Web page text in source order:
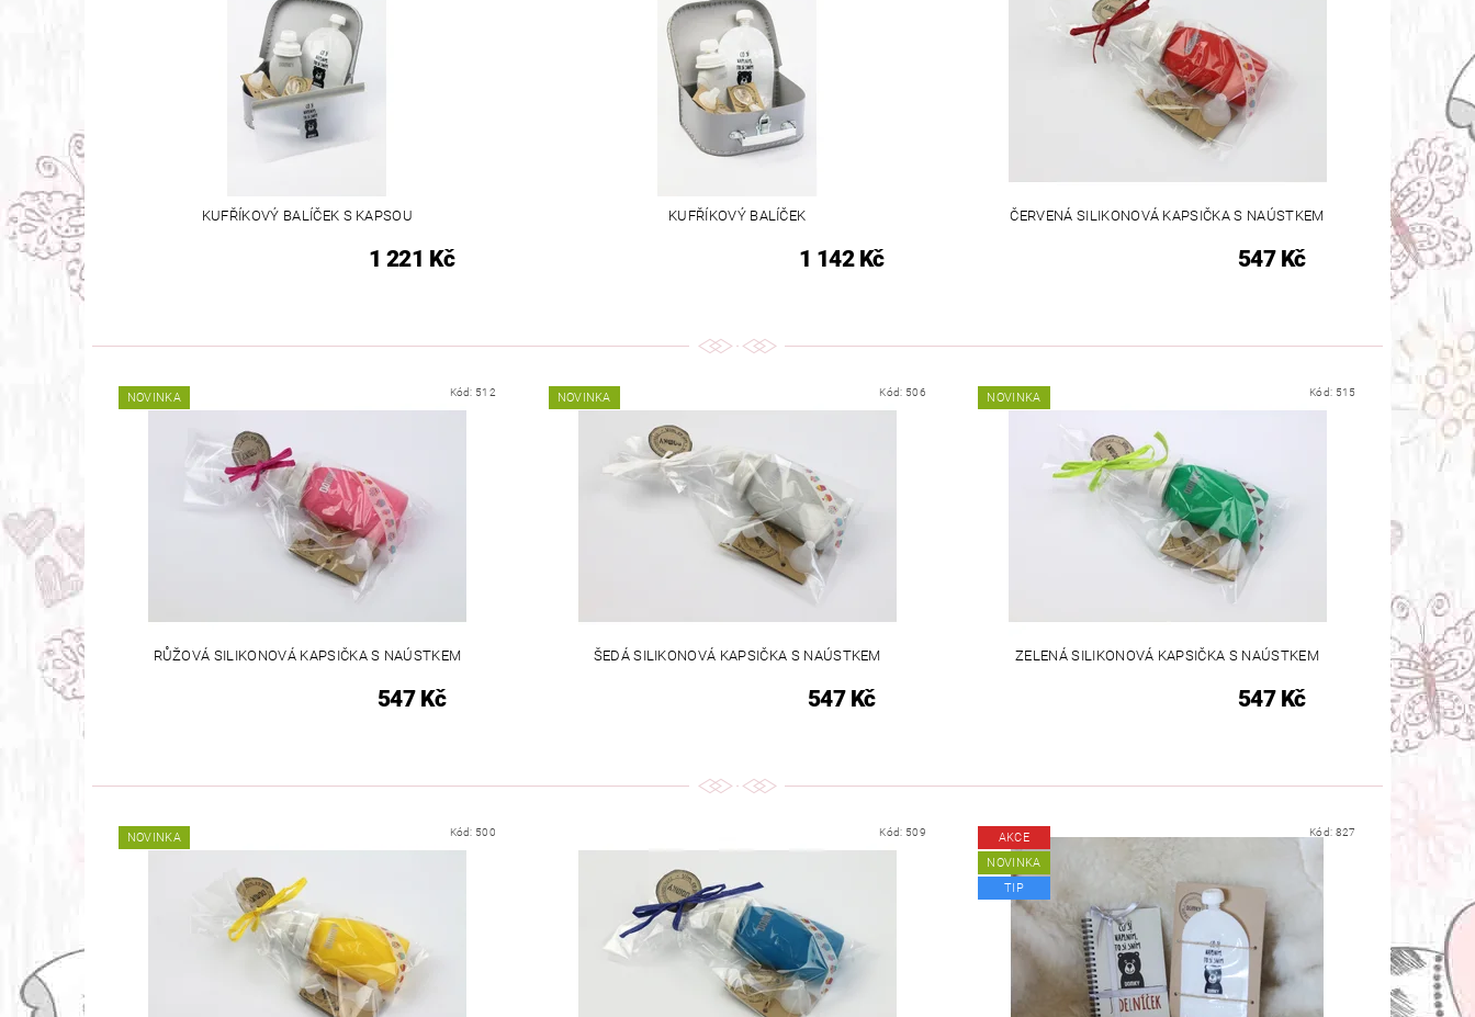
KUFŘÍKOVÝ BALÍČEK S KAPSOU
1 221 Kč
KUFŘÍKOVÝ BALÍČEK
1 142 Kč
ČERVENÁ SILIKONOVÁ KAPSIČKA S NAÚSTKEM
547 Kč
NOVINKA Kód: 512
RŮŽOVÁ SILIKONOVÁ KAPSIČKA S NAÚSTKEM
547 Kč
NOVINKA Kód: 506
ŠEDÁ SILIKONOVÁ KAPSIČKA S NAÚSTKEM
547 Kč
NOVINKA Kód: 515
ZELENÁ SILIKONOVÁ KAPSIČKA S NAÚSTKEM
547 Kč
NOVINKA Kód: 500 Kód: 509
AKCE
NOVINKA
TIP
Kód: 827